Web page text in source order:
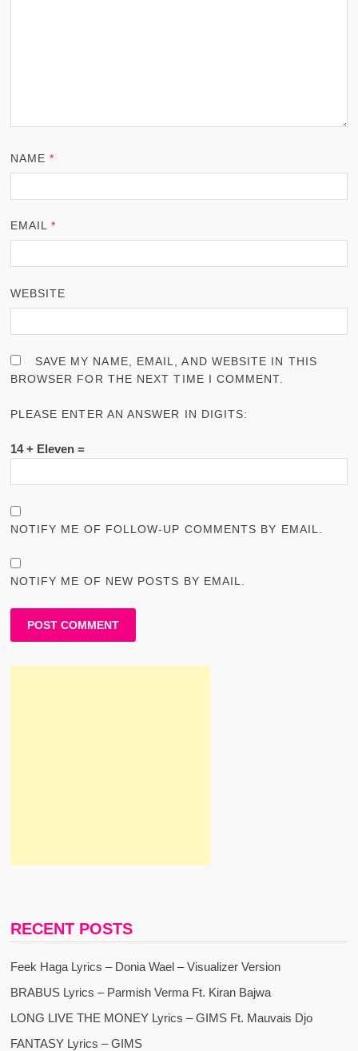
NAME*
EMAIL*
WEBSITE
SAVE MY NAME, EMAIL, AND WEBSITE IN THIS
BROWSER FOR THE NEXT TIME I COMMENT.
PLEASE ENTER AN ANSWER IN DIGITS:
14 + Eleven =
NOTIFY ME OF FOLLOW-UP COMMENTS BY EMAIL.
NOTIFY ME OF NEW POSTS BY EMAIL.
RECENT POSTS
Feek Haga Lyrics – Donia Wael – Visualizer Version
BRABUS Lyrics – Parmish Verma Ft. Kiran Bajwa
LONG LIVE THE MONEY Lyrics – GIMS Ft. Mauvais Djo
FANTASY Lyrics – GIMS